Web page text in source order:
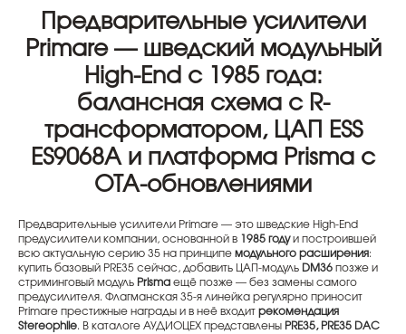
Предварительные усилители
Primare — шведский модульный
High-End с 1985 года:
балансная схема с R-
трансформатором, ЦАП ESS
ES9068A и платформа Prisma с
OTA-обновлениями
Предварительные усилители Primare — это шведские High-End
предусилители компании, основанной в 1985 годуи построившей
всю актуальную серию 35 на принципе модульного расширения:
купить базовый PRE35 сейчас, добавить ЦАП-модуль DM36 позже и
стриминговый модуль Prisma ещё позже — без замены самого
предусилителя. Флагманская 35-я линейка регулярно приносит
Primare престижные награды и в неё входит рекомендация
Stereophile. В каталоге АУДИОЦЕХ представлены PRE35, PRE35 DAC